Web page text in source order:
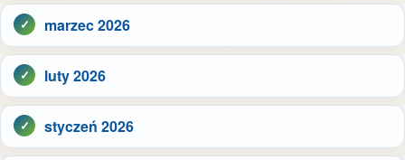
marzec 2026
luty 2026
styczeń 2026